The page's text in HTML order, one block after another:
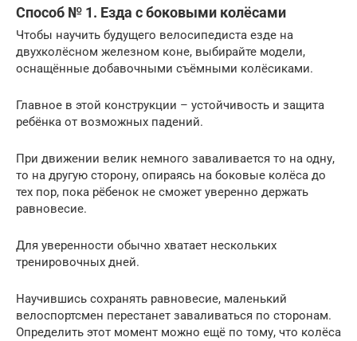
Способ № 1. Езда с боковыми колёсами
Чтобы научить будущего велосипедиста езде на
двухколёсном железном коне, выбирайте модели,
оснащённые добавочными съёмными колёсиками.
Главное в этой конструкции – устойчивость и защита
ребёнка от возможных падений.
При движении велик немного заваливается то на одну,
то на другую сторону, опираясь на боковые колёса до
тех пор, пока рёбенок не сможет уверенно держать
равновесие.
Для уверенности обычно хватает нескольких
тренировочных дней.
Научившись сохранять равновесие, маленький
велоспортсмен перестанет заваливаться по сторонам.
Определить этот момент можно ещё по тому, что колёса